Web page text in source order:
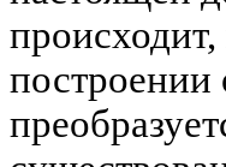
построении